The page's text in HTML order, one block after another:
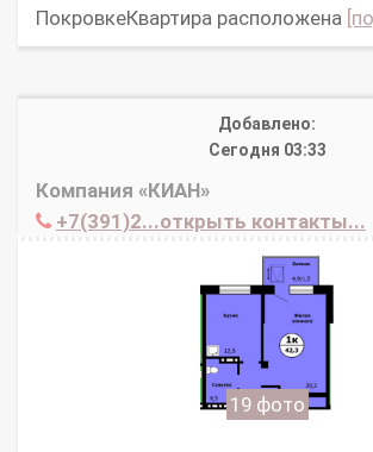
ПокровкеКвартира расположена
Добавлено:
Сегодня 03:33
Компания «КИАН»
+7(391)2...открыть контакты...
19 фото